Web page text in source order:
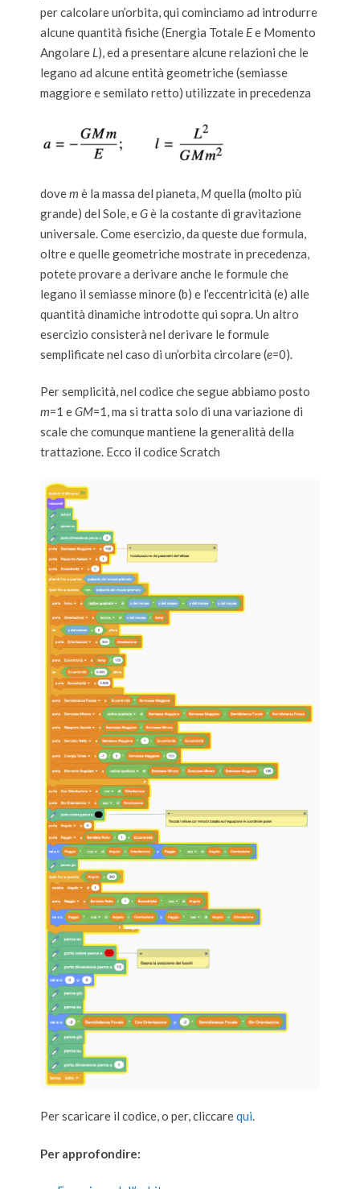
per calcolare un’orbita, qui cominciamo ad introdurre
alcune quantità fisiche (Energia Totale Ee Momento
Angolare L), ed a presentare alcune relazioni che le
legano ad alcune entità geometriche (semiasse
maggiore e semilato retto) utilizzate in precedenza
dovem è la massa del pianeta, Mquella (molto più
grande) del Sole, eGè la costante di gravitazione
universale. Come esercizio, da queste due formula,
oltre e quelle geometriche mostrate in precedenza,
potete provare a derivare anche le formule che
legano il semiasse minore (b) e l’eccentricità (e) alle
quantità dinamiche introdotte qui sopra. Un altro
esercizio consisterà nel derivare le formule
semplificate nel caso di un’orbita circolare (e=0).
Per semplicità, nel codice che segue abbiamo posto
m=1 eGM=1, ma si tratta solo di una variazione di
scale che comunque mantiene la generalità della
trattazione. Ecco il codice Scratch
Per scaricare il codice, o per, cliccarequi.
Per approfondire: